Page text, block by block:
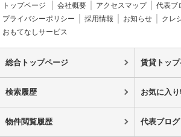
トップページ 会社概要 アクセスマップ 代表ブ
プライバシーポリシー
採用情報 お知らせ
クレ
おもてなしサービス
総合トップページ 賃貸トッ
検索履歴 お気に入
物件閲覧履歴 代表ブログ